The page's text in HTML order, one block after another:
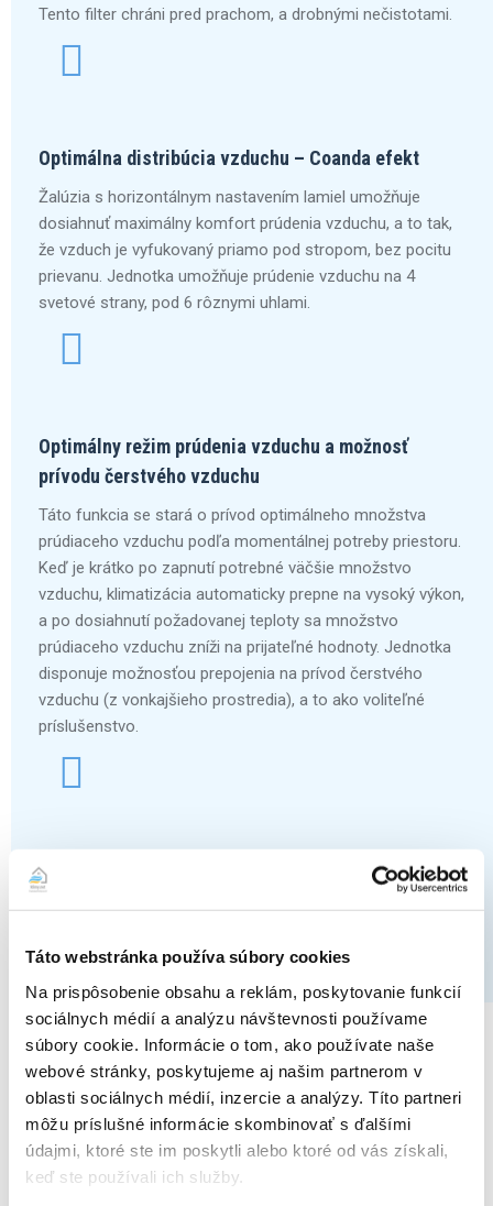
Táto webstránka používa súbory cookies
Na prispôsobenie obsahu a reklám, poskytovanie funkcií
sociálnych médií a analýzu návštevnosti používame
súbory cookie. Informácie o tom, ako používate naše
webové stránky, poskytujeme aj našim partnerom v
oblasti sociálnych médií, inzercie a analýzy. Títo partneri
môžu príslušné informácie skombinovať s ďalšími
údajmi, ktoré ste im poskytli alebo ktoré od vás získali,
keď ste používali ich služby.
Tento filter chráni pred prachom, a drobnými nečistotami.
Optimálna distribúcia vzduchu – Coanda efekt
Žalúzia s horizontálnym nastavením lamiel umožňuje
dosiahnuť maximálny komfort prúdenia vzduchu, a to tak,
že vzduch je vyfukovaný priamo pod stropom, bez pocitu
prievanu. Jednotka umožňuje prúdenie vzduchu na 4
svetové strany, pod 6 rôznymi uhlami.
Optimálny režim prúdenia vzduchu a možnosť
prívodu čerstvého vzduchu
Táto funkcia se stará o prívod optimálneho množstva
prúdiaceho vzduchu podľa momentálnej potreby priestoru.
Keď je krátko po zapnutí potrebné väčšie množstvo
vzduchu, klimatizácia automaticky prepne na vysoký výkon,
a po dosiahnutí požadovanej teploty sa množstvo
prúdiaceho vzduchu zníži na prijateľné hodnoty. Jednotka
disponuje možnosťou prepojenia na prívod čerstvého
vzduchu (z vonkajšieho prostredia), a to ako voliteľné
príslušenstvo.
3D senzor na detekciu pohybu
Senzor pripojený na vnútornú jednotku dokáže
prispôsobiť svoj výkon, pre čo najoptimálnejšiu teplotu v
danú chvíľu v priestore (voliteľné príslušenstvo).
Ďalšie doplnkové funkcie:
Jednoduché ovládanie použitím infračerveného diaľkového
ovládača
Vetranie, chladenie, kúrenie a odvlhčovanie vnútorného